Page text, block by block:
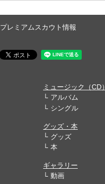
プレミアムスカウト情報
ミュージック（CD）
アルバム
シングル
グッズ・本
グッズ
本
ギャラリー
動画